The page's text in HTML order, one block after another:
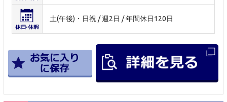
土(午後)・日祝 / 週2日 / 年間休日120日